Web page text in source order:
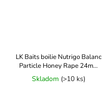
LK Baits boilie Nutrigo Balanc
Particle Honey Rape 24mm
250ml
Skladom (>10 ks)